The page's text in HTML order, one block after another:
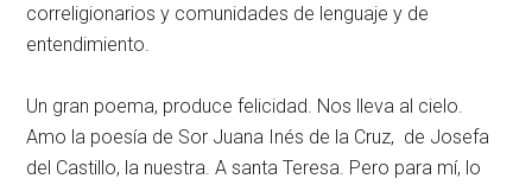
correligionarios y comunidades de lenguaje y de
entendimiento.
Un gran poema, produce felicidad. Nos lleva al cielo.
Amo la poesía de Sor Juana Inés de la Cruz, de Josefa
del Castillo, la nuestra. A santa Teresa. Pero para mí, lo